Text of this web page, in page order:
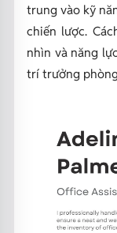
trung vào kỹ
chiến lược.
nhìn và năng
trí trưởng